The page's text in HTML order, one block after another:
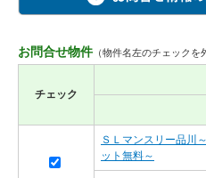
お問合せ物件 （物件名左のチェックを
チェック
ＳＬマンスリー品川
ット無料～